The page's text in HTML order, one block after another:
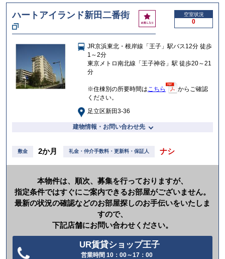
け
る
ハートアイランド新田二番街
お
気
に
入
空室状況
0
JR京浜東北・根岸線「王子」駅バス12分 徒歩
1～2分
東京メトロ南北線「王子神谷」駅 徒歩20～21
分
※住棟別の所要時間はこちら
からご確認
ください。
足立区新田3-36
建物情報・お問い合わせ先
敷金 2か月 礼金・仲介手数料・更新料・保証人 ナシ
本物件は、順次、募集を行っておりますが、
指定条件ではすぐにご案内できるお部屋がございません。
最新の状況の確認などのお部屋探しのお手伝いをいたしま
すので、
下記店舗にお問い合わせください。
UR賃貸ショップ王子
営業時間 10：00～17：00